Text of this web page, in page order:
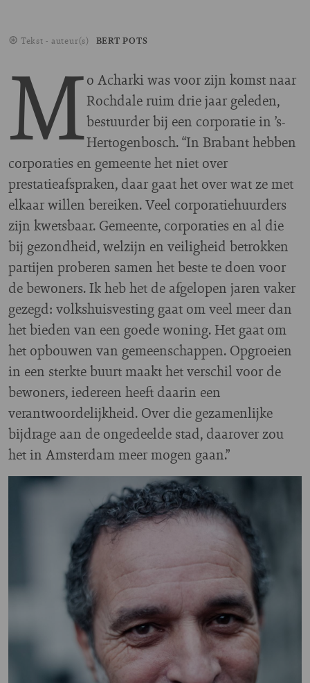
Tekst - auteur(s) BERT POTS
Mo Acharki was voor zijn komst naar
Rochdale ruim drie jaar geleden,
bestuurder bij een corporatie in ’s-
Hertogenbosch. “In Brabant hebben
corporaties en gemeente het niet over
prestatieafspraken, daar gaat het over wat ze met
elkaar willen bereiken. Veel corporatiehuurders
zijn kwetsbaar. Gemeente, corporaties en al die
bij gezondheid, welzijn en veiligheid betrokken
partijen proberen samen het beste te doen voor
de bewoners. Ik heb het de afgelopen jaren vaker
gezegd: volkshuisvesting gaat om veel meer dan
het bieden van een goede woning. Het gaat om
het opbouwen van gemeenschappen. Opgroeien
in een sterkte buurt maakt het verschil voor de
bewoners, iedereen heeft daarin een
verantwoordelijkheid. Over die gezamenlijke
bijdrage aan de ongedeelde stad, daarover zou
het in Amsterdam meer mogen gaan.”
Image